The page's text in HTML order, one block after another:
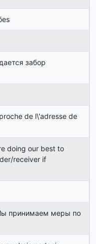
забор
de l\'adresse de
doing our best to
receiver if
принимаем меры по